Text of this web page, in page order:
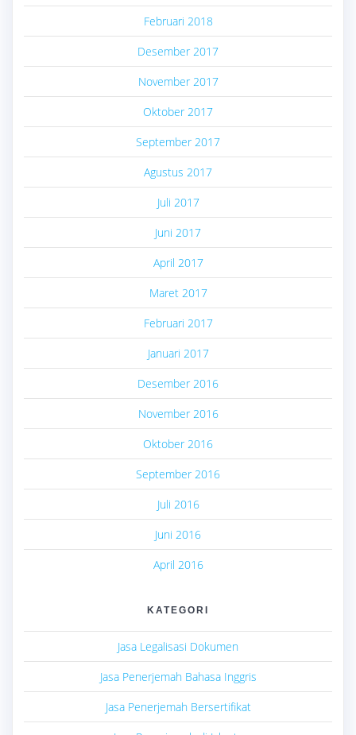
Februari 2018
Desember 2017
November 2017
Oktober 2017
September 2017
Agustus 2017
Juli 2017
Juni 2017
April 2017
Maret 2017
Februari 2017
Januari 2017
Desember 2016
November 2016
Oktober 2016
September 2016
Juli 2016
Juni 2016
April 2016
KATEGORI
Jasa Legalisasi Dokumen
Jasa Penerjemah Bahasa Inggris
Jasa Penerjemah Bersertifikat